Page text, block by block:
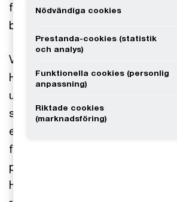
företag och dess ägare samt
bolagsrätt.
Vanliga frågor från företag och
Hur förvaltar jag mitt kapital? Vi
utomlands - hur ska de
säkerställer jag ett
effektiviserar vi vårt
företag skyddat mot
på att förvärva ett bolag - vad bör
Hur förhåller vi oss till K2 och K3?
Nödvändiga cookies
Prestanda-cookies (statistik
och analys)
Funktionella cookies (personlig
anpassning)
Riktade cookies
(marknadsföring)